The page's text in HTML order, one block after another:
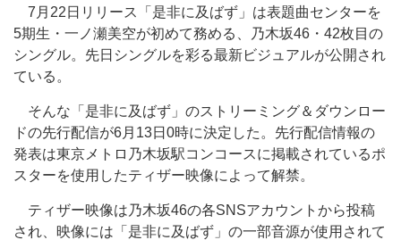
7月22日リリース「是非に及ばず」は表題曲センターを
5期生・一ノ瀬美空が初めて務める、乃木坂46・42枚目の
シングル。先日シングルを彩る最新ビジュアルが公開され
ている。
そんな「是非に及ばず」のストリーミング＆ダウンロー
ドの先行配信が6月13日0時に決定した。先行配信情報の
発表は東京メトロ乃木坂駅コンコースに掲載されているポ
スターを使用したティザー映像によって解禁。
ティザー映像は乃木坂46の各SNSアカウントから投稿
され、映像には「是非に及ばず」の一部音源が使用されて